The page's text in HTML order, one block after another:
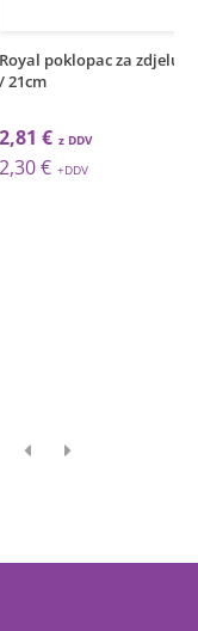
za zdjelu / 1,8l